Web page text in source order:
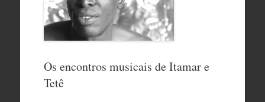
Os encontros musicais de Itamar e
Tetê